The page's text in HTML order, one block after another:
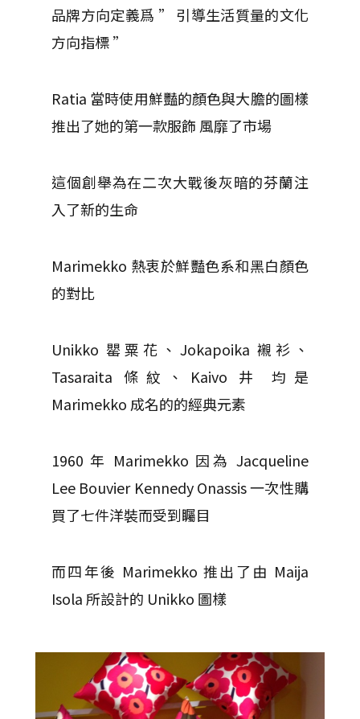
品牌方向定義爲 ” 引導生活質量的文化
方向指標 ”
Ratia 當時使用鮮豔的顏色與大膽的圖樣
推出了她的第一款服飾 風靡了市場
這個創舉為在二次大戰後灰暗的芬蘭注
入了新的生命
Marimekko 熱衷於鮮豔色系和黑白顏色
的對比
Unikko 罌粟花、Jokapoika 襯衫、
Tasaraita 條紋、Kaivo 井 均是
Marimekko 成名的的經典元素
1960 年 Marimekko 因為 Jacqueline
Lee Bouvier Kennedy Onassis 一次性購
買了七件洋裝而受到矚目
而四年後 Marimekko 推出了由 Maija
Isola 所設計的 Unikko 圖樣